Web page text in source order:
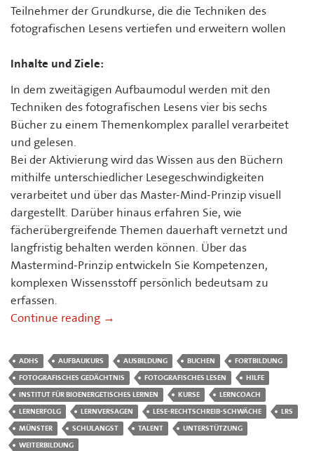
Teilnehmer der Grundkurse, die die Techniken des
fotografischen Lesens vertiefen und erweitern wollen
Inhalte und Ziele:
In dem zweitägigen Aufbaumodul werden mit den
Techniken des fotografischen Lesens vier bis sechs
Bücher zu einem Themenkomplex parallel verarbeitet
und gelesen.
Bei der Aktivierung wird das Wissen aus den Büchern
mithilfe unterschiedlicher Lesegeschwindigkeiten
verarbeitet und über das Master-Mind-Prinzip visuell
dargestellt. Darüber hinaus erfahren Sie, wie
fächerübergreifende Themen dauerhaft vernetzt und
langfristig behalten werden können. Über das
Mastermind-Prinzip entwickeln Sie Kompetenzen,
komplexen Wissensstoff persönlich bedeutsam zu
erfassen.
Continue reading Aufbaukurs I: Syntopisches Lesen – mit
→
ADHS AUFBAUKURS AUSBILDUNG BUCHEN
FORTBILDUNG
FOTOGRAFISCHES GEDÄCHTNIS
FOTOGRAFISCHES LESEN
HILFE
INSTITUT FÜR BIOENERGETISCHES LERNEN
KURSE
LERNCOACH
LERNERFOLG
LERNVERSAGEN LESE-RECHTSCHREIB-SCHWÄCHE
LRS
MÜNSTER
SCHULANGST TALENT
UNTERSTÜTZUNG
WEITERBILDUNG